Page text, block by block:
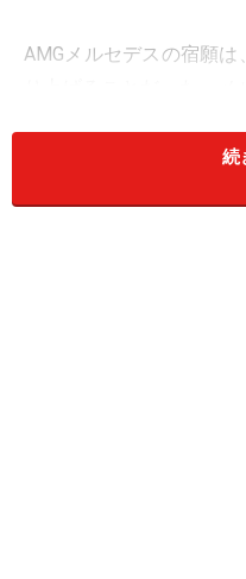
AMGメルセデスの宿願
ドにとって、それは当
ジナル設計のV8エンジ
続